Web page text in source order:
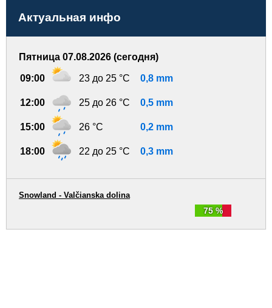
Актуальная инфо
Пятница 07.08.2026 (сегодня)
09:00 23 до 25 °C 0,8 mm
12:00 25 до 26 °C 0,5 mm
15:00 26 °C 0,2 mm
18:00 22 до 25 °C 0,3 mm
75 %
Snowland - Valčianska dolina